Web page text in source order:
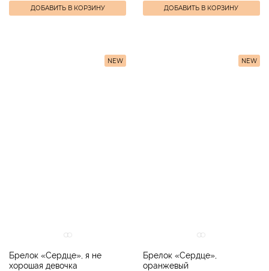
ДОБАВИТЬ В КОРЗИНУ ДОБАВИТЬ В КОРЗИНУ
NEW
Брелок «Сердце», я не
хорошая девочка
NEW
Брелок «Сердце»,
оранжевый